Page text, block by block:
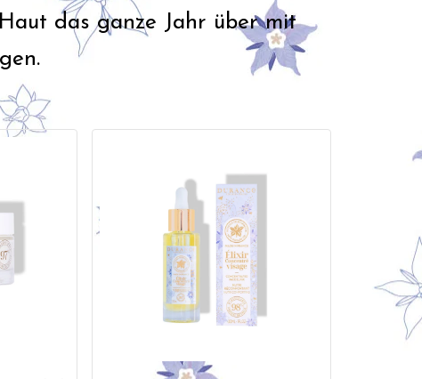
das ganze Jahr über mit